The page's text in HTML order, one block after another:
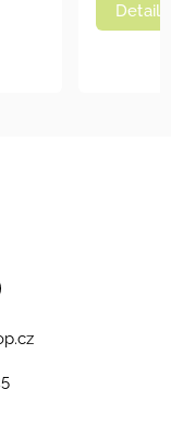
Detail